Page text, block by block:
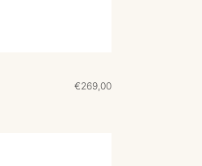
€269,00